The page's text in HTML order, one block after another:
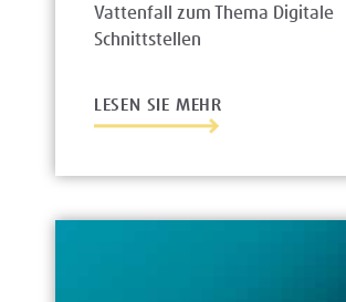
Vattenfall zum Thema Digitale
Schnittstellen
LESEN SIE MEHR